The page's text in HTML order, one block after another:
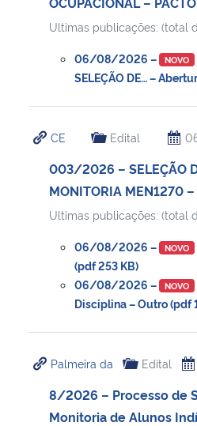
Ultimas publicações: (total
06/08/2026 – NOVO
SELEÇÃO DE… –
CE Edital
003/2026 – SELEÇÃO
MONITORIA MEN1270
Ultimas publicações: (total
06/08/2026 – NOVO
(pdf 253 KB)
06/08/2026 –
NOVO
Disciplina – Outro (pdf
Palmeira da Edital
8/2026 – Processo de
Monitoria de Alunos